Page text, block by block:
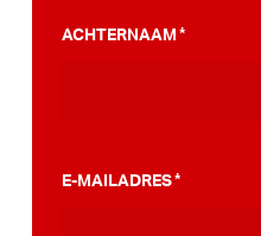
ACHTERNAAM *
E-MAILADRES*